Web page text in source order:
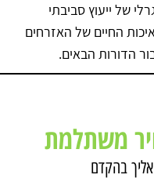
ייעוץ סביבתי
החיים של האזרחים
הדורות הבאים.
משתלמת
בהקדם